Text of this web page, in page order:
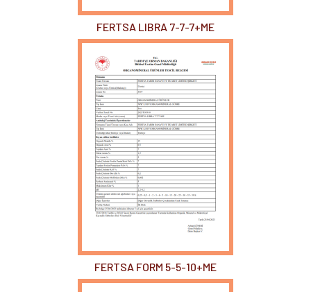
FERTSA LIBRA 7-7-7+ME
FERTSA FORM 5-5-10+ME